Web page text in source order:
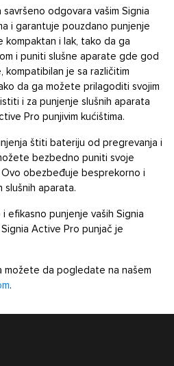
odgovara vašim Signia
i garantuje pouzdano punjenje
kompaktan i lak, tako da ga
i puniti slušne aparate gde god
kompatibilan je sa različitim
da ga možete prilagoditi svojim
i za punjenje slušnih aparata
Pro punjivim kućištima.
štiti bateriju od pregrevanja i
bezbedno puniti svoje
obezbeđuje besprekorno i
slušnih aparata.
efikasno punjenje vaših Signia
Active Pro punjač je
možete da pogledate na našem
.